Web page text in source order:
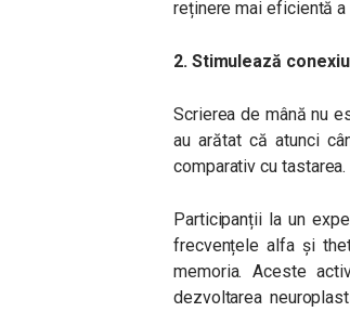
reținere mai eficientă
2. Stimulează
Scrierea de mână nu
au arătat că atunci
comparativ cu tastarea.
Participanții la un
frecvențele alfa și
memoria. Aceste
dezvoltarea